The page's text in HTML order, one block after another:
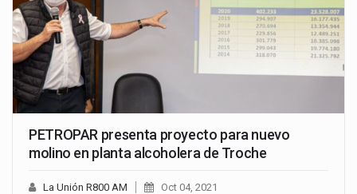
PETROPAR presenta proyecto para nuevo
molino en planta alcoholera de Troche
La Unión R800 AM Oct 04, 2021